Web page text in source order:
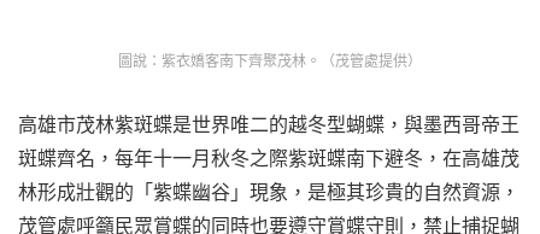
圖說：紫衣嬌客南下齊聚茂林。（茂管處提供）
高雄市茂林紫斑蝶是世界唯二的越冬型蝴蝶，與墨西哥帝王
斑蝶齊名，每年十一月秋冬之際紫斑蝶南下避冬，在高雄茂
林形成壯觀的「紫蝶幽谷」現象，是極其珍貴的自然資源，
茂管處呼籲民眾賞蝶的同時也要遵守賞蝶守則，禁止捕捉蝴